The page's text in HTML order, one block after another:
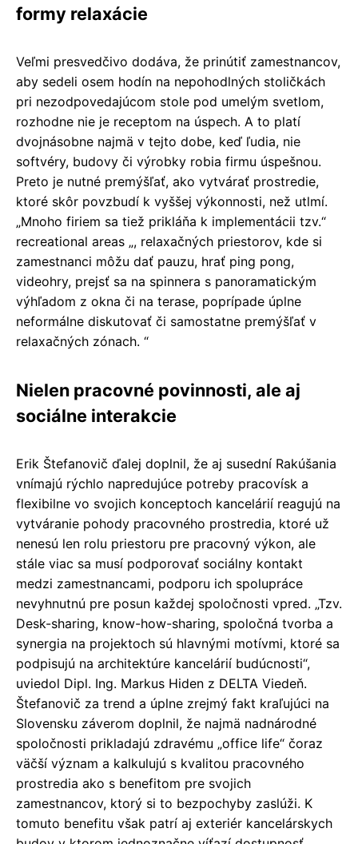
formy relaxácie
Veľmi presvedčivo dodáva, že prinútiť zamestnancov,
aby sedeli osem hodín na nepohodlných stoličkách
pri nezodpovedajúcom stole pod umelým svetlom,
rozhodne nie je receptom na úspech. A to platí
dvojnásobne najmä v tejto dobe, keď ľudia, nie
softvéry, budovy či výrobky robia firmu úspešnou.
Preto je nutné premýšľať, ako vytvárať prostredie,
ktoré skôr povzbudí k vyššej výkonnosti, než utlmí.
„Mnoho firiem sa tiež prikláňa k implementácii tzv.“
recreational areas „, relaxačných priestorov, kde si
zamestnanci môžu dať pauzu, hrať ping pong,
videohry, prejsť sa na spinnera s panoramatickým
výhľadom z okna či na terase, poprípade úplne
neformálne diskutovať či samostatne premýšľať v
relaxačných zónach. “
Nielen pracovné povinnosti, ale aj
sociálne interakcie
Erik Štefanovič ďalej doplnil, že aj susední Rakúšania
vnímajú rýchlo napredujúce potreby pracovísk a
flexibilne vo svojich konceptoch kancelárií reagujú na
vytváranie pohody pracovného prostredia, ktoré už
nenesú len rolu priestoru pre pracovný výkon, ale
stále viac sa musí podporovať sociálny kontakt
medzi zamestnancami, podporu ich spolupráce
nevyhnutnú pre posun každej spoločnosti vpred. „Tzv.
Desk-sharing, know-how-sharing, spoločná tvorba a
synergia na projektoch sú hlavnými motívmi, ktoré sa
podpisujú na architektúre kancelárií budúcnosti“,
uviedol Dipl. Ing. Markus Hiden z DELTA Viedeň.
Štefanovič za trend a úplne zrejmý fakt kraľujúci na
Slovensku záverom doplnil, že najmä nadnárodné
spoločnosti prikladajú zdravému „office life“ čoraz
väčší význam a kalkulujú s kvalitou pracovného
prostredia ako s benefitom pre svojich
zamestnancov, ktorý si to bezpochyby zaslúži. K
tomuto benefitu však patrí aj exteriér kancelárskych